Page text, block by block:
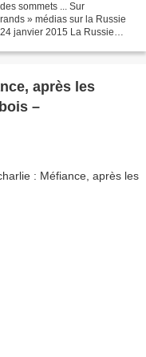
sommets ... Sur
» médias sur la Russie
janvier 2015 La Russie
après les
–